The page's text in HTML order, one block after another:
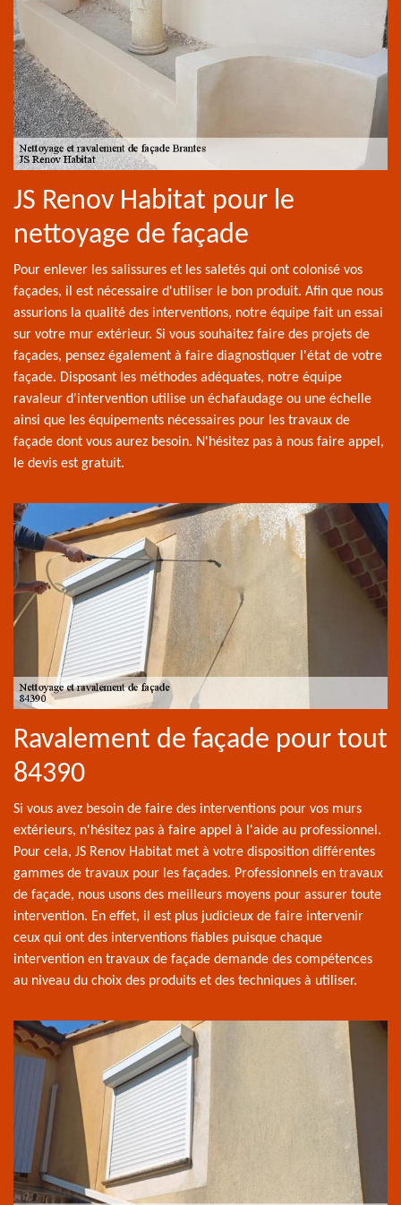
JS Renov Habitat pour le
nettoyage de façade
Pour enlever les salissures et les saletés qui ont colonisé vos
façades, il est nécessaire d'utiliser le bon produit. Afin que nous
assurions la qualité des interventions, notre équipe fait un essai
sur votre mur extérieur. Si vous souhaitez faire des projets de
façades, pensez également à faire diagnostiquer l'état de votre
façade. Disposant les méthodes adéquates, notre équipe
ravaleur d'intervention utilise un échafaudage ou une échelle
ainsi que les équipements nécessaires pour les travaux de
façade dont vous aurez besoin. N'hésitez pas à nous faire appel,
le devis est gratuit.
Ravalement de façade pour tout
84390
Si vous avez besoin de faire des interventions pour vos murs
extérieurs, n'hésitez pas à faire appel à l'aide au professionnel.
Pour cela, JS Renov Habitat met à votre disposition différentes
gammes de travaux pour les façades. Professionnels en travaux
de façade, nous usons des meilleurs moyens pour assurer toute
intervention. En effet, il est plus judicieux de faire intervenir
ceux qui ont des interventions fiables puisque chaque
intervention en travaux de façade demande des compétences
au niveau du choix des produits et des techniques à utiliser.